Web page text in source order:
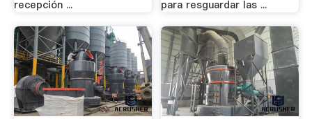
recepción ...
para resguardar las ...